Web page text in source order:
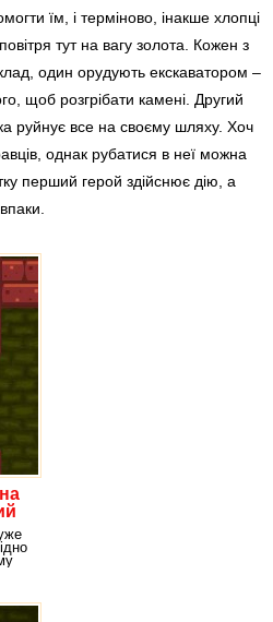
їм, і терміново, інакше хлопці
тут на вагу золота. Кожен з
один орудують екскаватором –
щоб розгрібати камені. Другий
руйнує все на своєму шляху. Хоч
однак рубатися в неї можна
перший герой здійснює дію, а